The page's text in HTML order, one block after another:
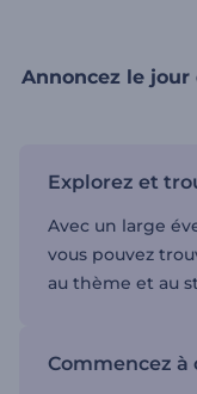
Annoncez le
Explorez et
Avec un large
vous pouvez
au thème et au
Commencez à